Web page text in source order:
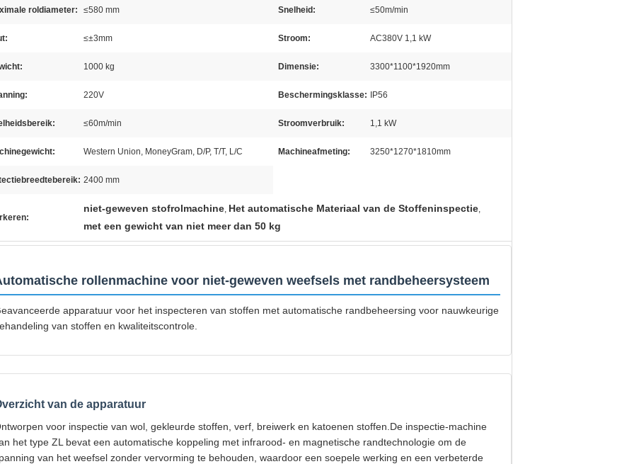
roldiameter: ≤580 mm Snelheid: ≤50m/min
≤±3mm Stroom: AC380V 1,1 kW
1000 kg Dimensie: 3300*1100*1920mm
220V Beschermingsklasse: IP56
≤60m/min Stroomverbruik: 1,1 kW
Western Union, MoneyGram, D/P, T/T, L/C Machineafmeting: 3250*1270*1810mm
2400 mm
niet-geweven stofrolmachine, Het automatische Materiaal van de Stoffeninspectie,
met een gewicht van niet meer dan 50 kg
rollenmachine voor niet-geweven weefsels met randbeheersysteem
apparatuur voor het inspecteren van stoffen met automatische randbeheersing voor nauwkeurige
van stoffen en kwaliteitscontrole.
van de apparatuur
voor inspectie van wol, gekleurde stoffen, verf, breiwerk en katoenen stoffen.De inspectie-machine
het type ZL bevat een automatische koppeling met infrarood- en magnetische randtechnologie om de
van het weefsel zonder vervorming te behouden, waardoor een soepele werking en een verbeterde